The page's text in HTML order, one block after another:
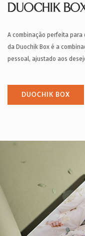
DUOCHIK
A combinação perfeita para
da Duochik Box é a
pessoal, ajustado aos
DUOCHIK BOX